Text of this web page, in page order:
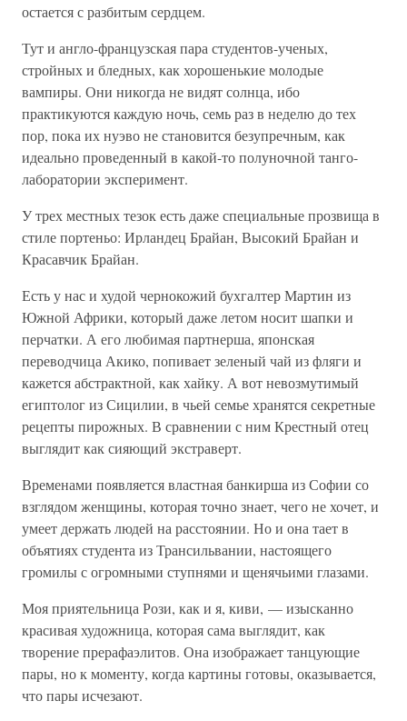
остается с разбитым сердцем.
Тут и англо-французская пара студентов-ученых,
стройных и бледных, как хорошенькие молодые
вампиры. Они никогда не видят солнца, ибо
практикуются каждую ночь, семь раз в неделю до тех
пор, пока их нуэво не становится безупречным, как
идеально проведенный в какой-то полуночной танго-
лаборатории эксперимент.
У трех местных тезок есть даже специальные прозвища в
стиле портеньо: Ирландец Брайан, Высокий Брайан и
Красавчик Брайан.
Есть у нас и худой чернокожий бухгалтер Мартин из
Южной Африки, который даже летом носит шапки и
перчатки. А его любимая партнерша, японская
переводчица Акико, попивает зеленый чай из фляги и
кажется абстрактной, как хайку. А вот невозмутимый
египтолог из Сицилии, в чьей семье хранятся секретные
рецепты пирожных. В сравнении с ним Крестный отец
выглядит как сияющий экстраверт.
Временами появляется властная банкирша из Софии со
взглядом женщины, которая точно знает, чего не хочет, и
умеет держать людей на расстоянии. Но и она тает в
объятиях студента из Трансильвании, настоящего
громилы с огромными ступнями и щенячьими глазами.
Моя приятельница Рози, как и я, киви, — изысканно
красивая художница, которая сама выглядит, как
творение прерафаэлитов. Она изображает танцующие
пары, но к моменту, когда картины готовы, оказывается,
что пары исчезают.